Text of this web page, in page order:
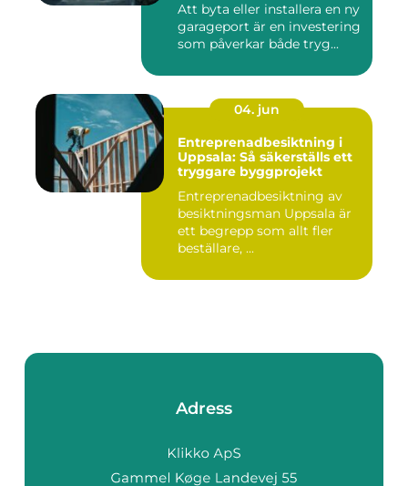
Att byta eller installera en ny
garageport är en investering
som påverkar både tryg...
04. jun
Entreprenadbesiktning i
Uppsala: Så säkerställs ett
tryggare byggprojekt
Entreprenadbesiktning av
besiktningsman Uppsala är
ett begrepp som allt fler
beställare, ...
Adress